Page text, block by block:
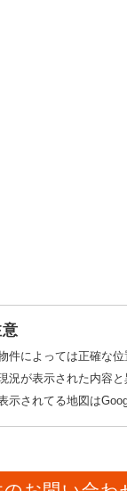
件によっては正確な位
況が表示された内容と
示されてる地図は